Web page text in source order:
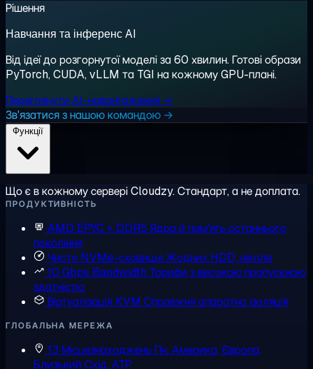
Рішення
Навчання та інференс AI
Від ідеї до розгорнутої моделі за 60 хвилин. Готові образи
PyTorch, CUDA, vLLM та TGI на кожному GPU-плані.
Переглянути AI-навантаження →
Зв'язатися з нашою командою →
Що є в кожному сервері Cloudzy. Стандарт, а не доплата.
ПРОДУКТИВНІСТЬ
AMD EPYC + DDR5 Ядра й пам'ять останнього
покоління
Чисте NVMe-сховищеЖодних HDD, ніколи
10 Gbps Bandwidth Тарифи з високою пропускною
здатністю
Віртуалізація KVM Справжня апаратна ізоляція
ГЛОБАЛЬНА МЕРЕЖА
13 Місцезнаходжень Пн. Америка, Європа,
Близький Схід, АТР